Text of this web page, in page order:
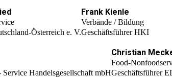
Österreich e. V.
Frank Kienle
Verbände / Bildung
Geschäftsführer HKI
Handelsgesellschaft mbH
Christian
Food-
Geschäftsführer